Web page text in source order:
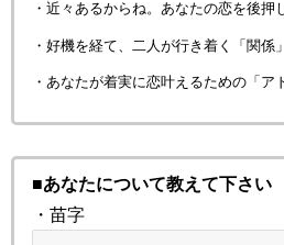
・近々あるからね。あなたの恋を後押
・好機を経て、二人が行き着く「関係」
・あなたが着実に恋叶えるための「ア
■あなたについて教えて下さい
・苗字